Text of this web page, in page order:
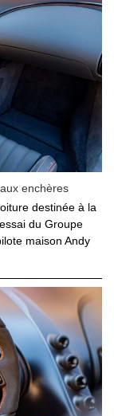
enchères
destinée à la
du Groupe
maison Andy